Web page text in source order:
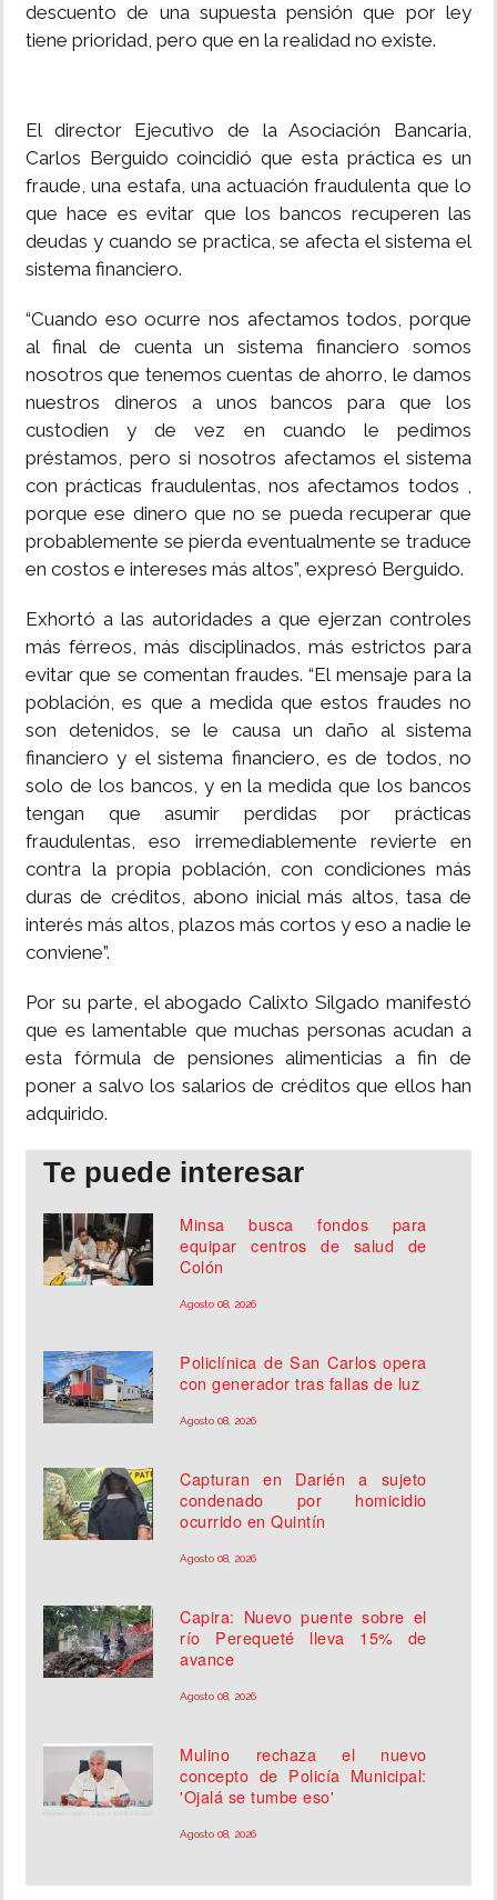
descuento de una supuesta pensión que por ley
tiene prioridad, pero que en la realidad no existe.
El director Ejecutivo de la Asociación Bancaria,
Carlos Berguido coincidió que esta práctica es un
fraude, una estafa, una actuación fraudulenta que lo
que hace es evitar que los bancos recuperen las
deudas y cuando se practica, se afecta el sistema el
sistema financiero.
“Cuando eso ocurre nos afectamos todos, porque
al final de cuenta un sistema financiero somos
nosotros que tenemos cuentas de ahorro, le damos
nuestros dineros a unos bancos para que los
custodien y de vez en cuando le pedimos
préstamos, pero si nosotros afectamos el sistema
con prácticas fraudulentas, nos afectamos todos ,
porque ese dinero que no se pueda recuperar que
probablemente se pierda eventualmente se traduce
en costos e intereses más altos”, expresó Berguido.
Exhortó a las autoridades a que ejerzan controles
más férreos, más disciplinados, más estrictos para
evitar que se comentan fraudes. “El mensaje para la
población, es que a medida que estos fraudes no
son detenidos, se le causa un daño al sistema
financiero y el sistema financiero, es de todos, no
solo de los bancos, y en la medida que los bancos
tengan que asumir perdidas por prácticas
fraudulentas, eso irremediablemente revierte en
contra la propia población, con condiciones más
duras de créditos, abono inicial más altos, tasa de
interés más altos, plazos más cortos y eso a nadie le
conviene”.
Por su parte, el abogado Calixto Silgado manifestó
que es lamentable que muchas personas acudan a
esta fórmula de pensiones alimenticias a fin de
poner a salvo los salarios de créditos que ellos han
adquirido.
Te puede interesar
Minsa busca fondos para
equipar centros de salud de
Colón
Agosto 08, 2026
Policlínica de San Carlos opera
con generador tras fallas de luz
Agosto 08, 2026
Capturan en Darién a sujeto
condenado por homicidio
ocurrido en Quintín
Agosto 08, 2026
Capira: Nuevo puente sobre el
río Perequeté lleva 15% de
avance
Agosto 08, 2026
Mulino rechaza el nuevo
concepto de Policía Municipal:
'Ojalá se tumbe eso'
Agosto 08, 2026